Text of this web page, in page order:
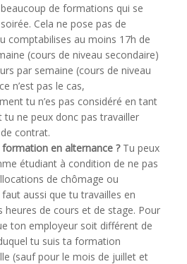
de formations qui se
Cela ne pose pas de
comptabilises au moins 17h de
(cours de niveau secondaire)
par semaine (cours de niveau
n’est pas le cas,
tu n’es pas considéré en tant
tu ne peux donc pas travailler
contrat.
formation en alternance ?Tu peux
étudiant à condition de ne pas
de chômage ou
faut aussi que tu travailles en
heures de cours et de stage. Pour
ton employeur soit différent de
tu suis ta formation
(sauf pour le mois de juillet et